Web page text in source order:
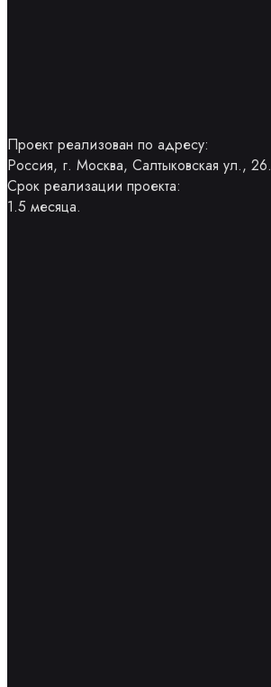
Проект реализован по адресу:
Россия, г. Москва, Салтыковская ул., 26.
Срок реализации проекта:
1.5 месяца.